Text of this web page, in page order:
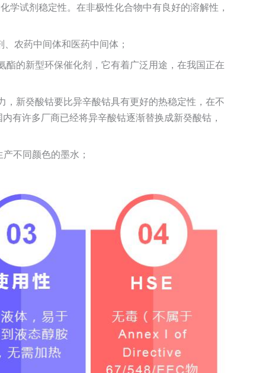
学试剂稳定性。在非极性化合物中有良好的溶解性，
农药中间体和医药中间体；
的新型环保催化剂，它有着广泛用途，在我国正在
新癸酸钴要比异辛酸钴具有更好的热稳定性，在不
有许多厂商已经将异辛酸钴逐渐替换成新癸酸钴，
不同颜色的墨水；